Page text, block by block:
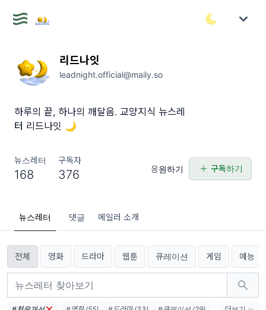
리드나잇
leadnight.official@maily.so
하루의 끝, 하나의 깨달음. 교양지식 뉴스레
터 리드나잇 🌙
뉴스레터
168
구독자
376 응원하기 구독하기
뉴스레터 댓글 메일러 소개
전체 영화 드라마 웹툰 큐레이션 게임 예능